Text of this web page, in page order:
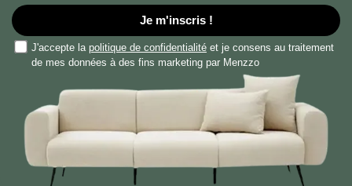
Je m'inscris !
J'accepte la politique de confidentialité et je consens au traitement
de mes données à des fins marketing par Menzzo